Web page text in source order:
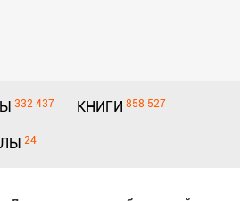
332 437 КНИГИ 858 527
24